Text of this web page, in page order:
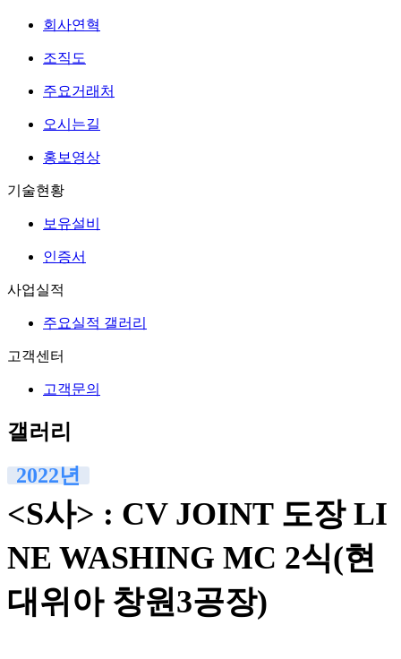
회사연혁
조직도
주요거래처
오시는길
홍보영상
기술현황
보유설비
인증서
사업실적
주요실적 갤러리
고객센터
고객문의
갤러리
2022년
<S사> : CV JOINT 도장 LI
NE WASHING MC 2식(현
대위아 창원3공장)